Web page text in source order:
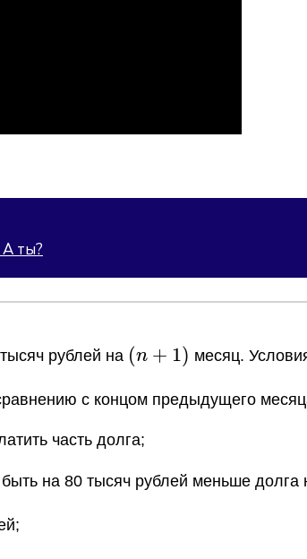
ты?
рублей на (n+1)
(n + 1) месяц.
с концом предыдущего
часть долга;
на 80 тысяч рублей меньше